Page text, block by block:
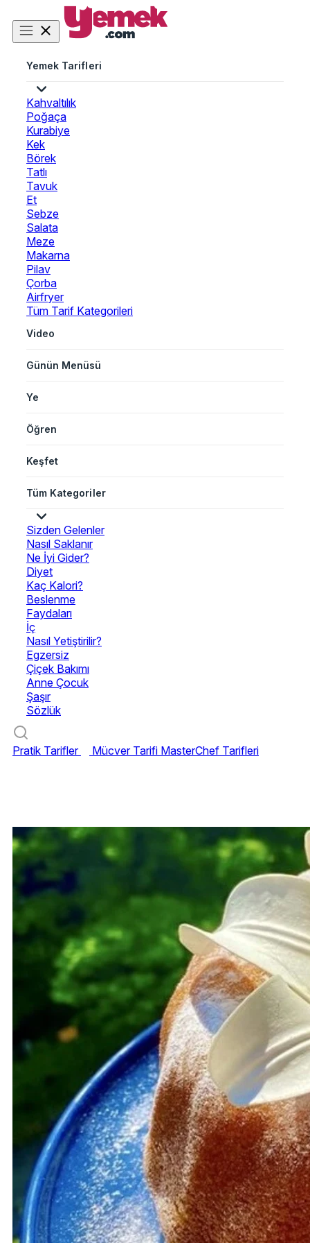
Yemek Tarifleri
Kahvaltılık
Poğaça
Kurabiye
Kek
Börek
Tatlı
Tavuk
Et
Sebze
Salata
Meze
Makarna
Pilav
Çorba
Airfryer
Tüm Tarif Kategorileri
Video
Günün Menüsü
Ye
Öğren
Keşfet
Tüm Kategoriler
Sizden Gelenler
Nasıl Saklanır
Ne İyi Gider?
Diyet
Kaç Kalori?
Beslenme
Faydaları
İç
Nasıl Yetiştirilir?
Egzersiz
Çiçek Bakımı
Anne Çocuk
Şaşır
Sözlük
Pratik Tarifler Mücver Tarifi MasterChef Tarifleri